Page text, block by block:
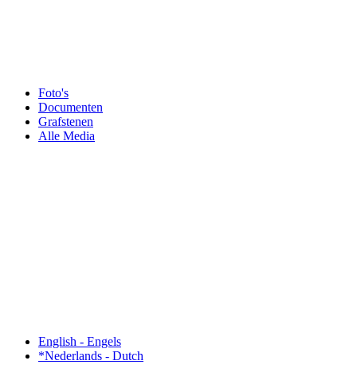
Foto's
Documenten
Grafstenen
Alle Media
English - Engels
*Nederlands - Dutch